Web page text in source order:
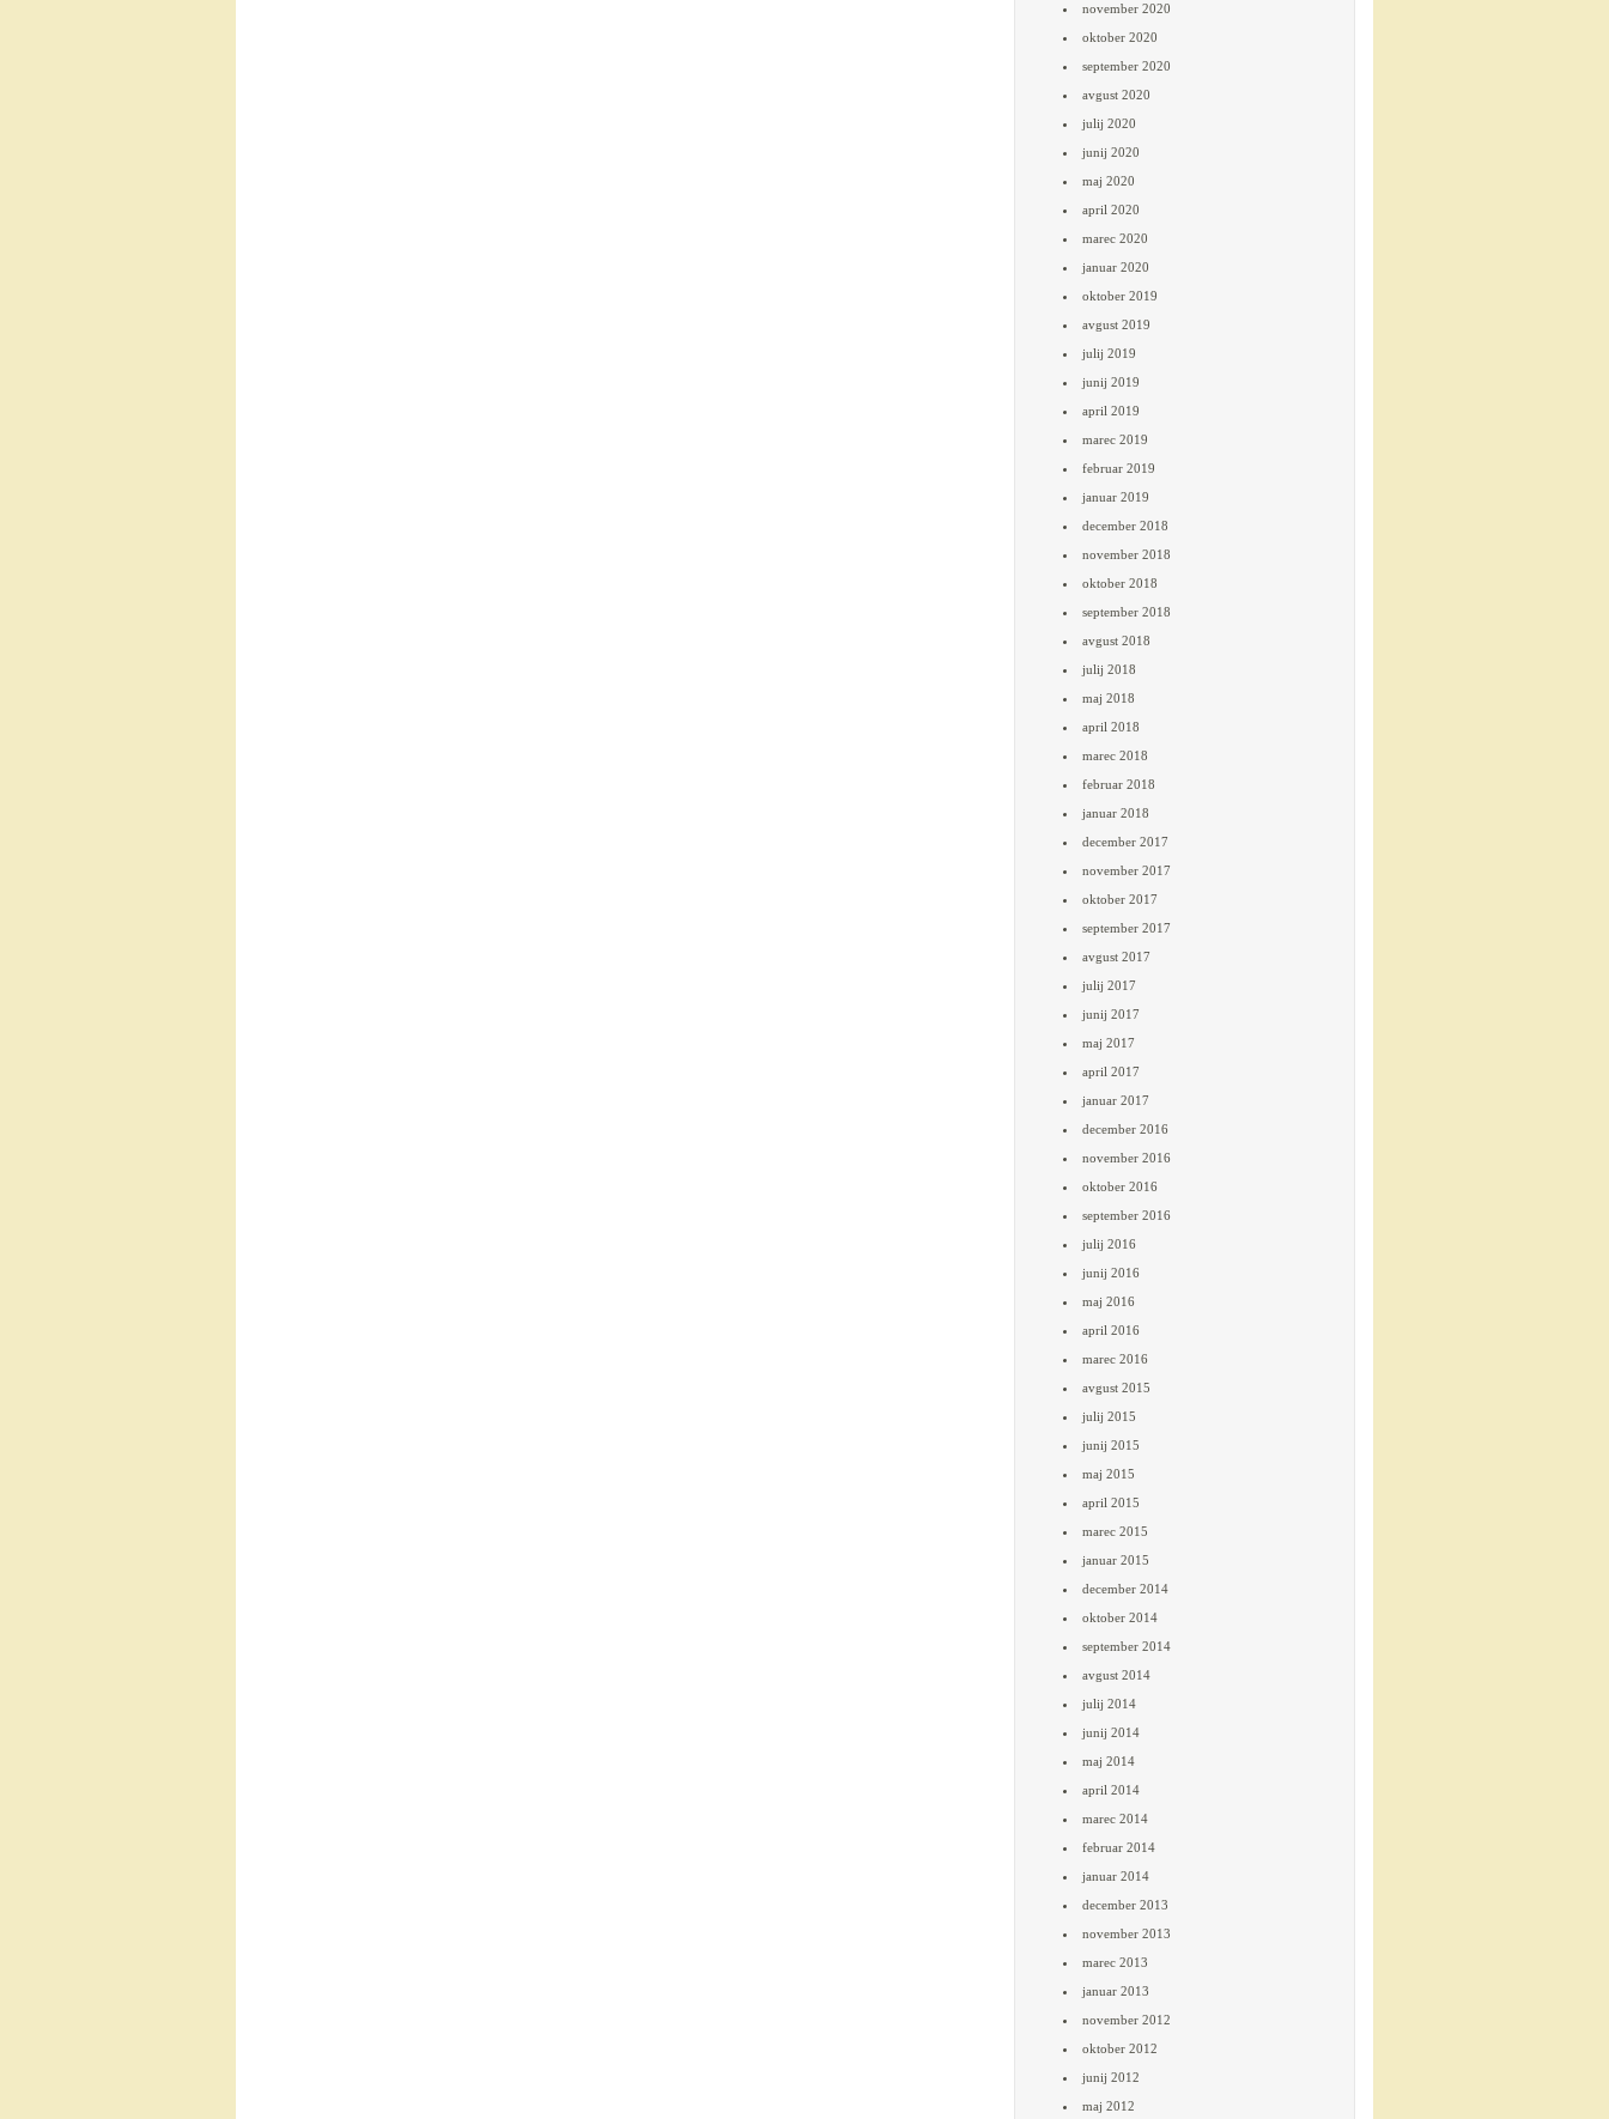
november 2020
oktober 2020
september 2020
avgust 2020
julij 2020
junij 2020
maj 2020
april 2020
marec 2020
januar 2020
oktober 2019
avgust 2019
julij 2019
junij 2019
april 2019
marec 2019
februar 2019
januar 2019
december 2018
november 2018
oktober 2018
september 2018
avgust 2018
julij 2018
maj 2018
april 2018
marec 2018
februar 2018
januar 2018
december 2017
november 2017
oktober 2017
september 2017
avgust 2017
julij 2017
junij 2017
maj 2017
april 2017
januar 2017
december 2016
november 2016
oktober 2016
september 2016
julij 2016
junij 2016
maj 2016
april 2016
marec 2016
avgust 2015
julij 2015
junij 2015
maj 2015
april 2015
marec 2015
januar 2015
december 2014
oktober 2014
september 2014
avgust 2014
julij 2014
junij 2014
maj 2014
april 2014
marec 2014
februar 2014
januar 2014
december 2013
november 2013
marec 2013
januar 2013
november 2012
oktober 2012
junij 2012
maj 2012